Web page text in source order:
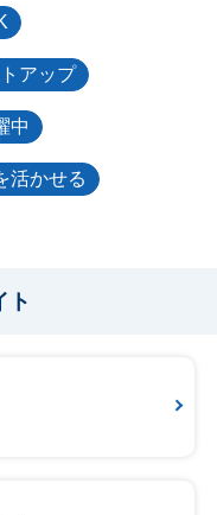
アップ
中
活かせる
ト